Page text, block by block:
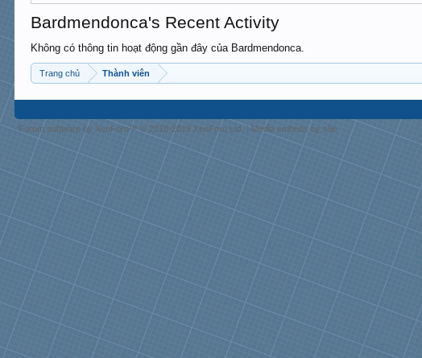
Bardmendonca's Recent Activity
Không có thông tin hoạt động gần đây của Bardmendonca.
Trang chủ Thành viên
Forum software by XenForo™© 2010-2018 XenForo Ltd. | Media embeds by s9e